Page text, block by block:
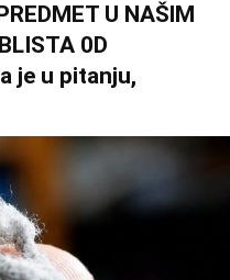
U NAŠlM
0D
je u pitanju,